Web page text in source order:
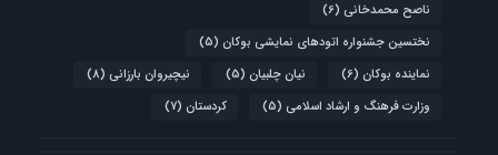
ناصح محمدخانی (6)
نختسین جشنواره اتودهای نمایشی بوکان (5)
نماینده بوکان (6) نیان چلبیان (5) نیچیروان بارزانی (8)
وزارت فرهنگ و ارشاد اسلامی (5) کردستان (7)